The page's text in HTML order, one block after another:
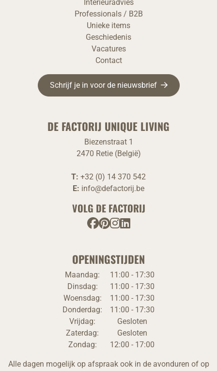
Interieuradvies
Professionals / B2B
Unieke items
Geschiedenis
Vacatures
Contact
Schrijf je in voor de nieuwsbrief
DE FACTORIJ UNIQUE LIVING
Biezenstraat 1
2470 Retie (België)
T: +32 (0) 14 370 542
E: info@defactorij.be
VOLG DE FACTORIJ
OPENINGSTIJDEN
Maandag:
Dinsdag:
Woensdag:
Donderdag:
Vrijdag:
Zaterdag:
Zondag:
11:00 - 17:30
11:00 - 17:30
11:00 - 17:30
11:00 - 17:30
Gesloten
Gesloten
12:00 - 17:00
Alle dagen mogelijk op afspraak ook in de avonduren of op